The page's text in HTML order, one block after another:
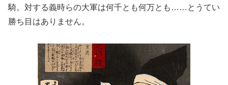
騎。対する義時らの大軍は何千とも何万とも……とうてい
勝ち目はありません。